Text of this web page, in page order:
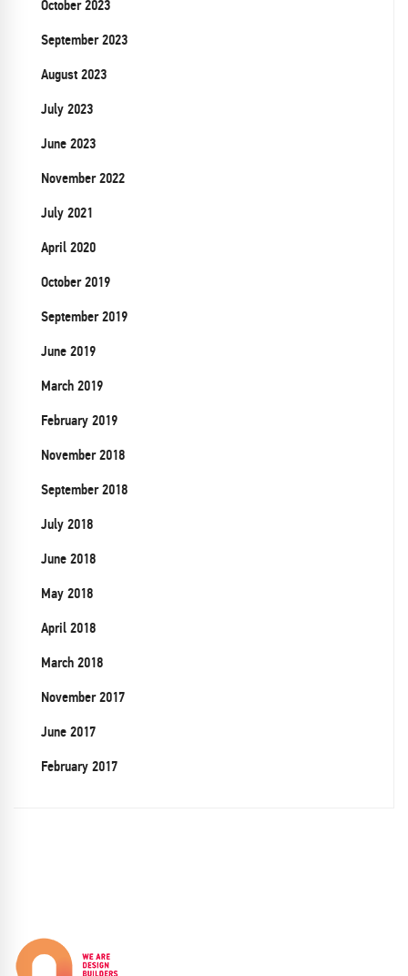
October 2023
September 2023
August 2023
July 2023
June 2023
November 2022
July 2021
April 2020
October 2019
September 2019
June 2019
March 2019
February 2019
November 2018
September 2018
July 2018
June 2018
May 2018
April 2018
March 2018
November 2017
June 2017
February 2017